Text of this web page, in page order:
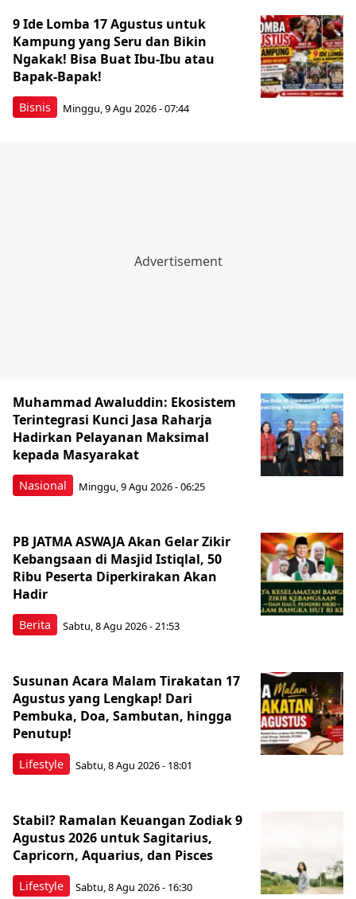
Bisnis
9 Ide Lomba 17 Agustus untuk
Kampung yang Seru dan Bikin
Ngakak! Bisa Buat Ibu-Ibu atau
Bapak-Bapak!
Minggu, 9 Agu 2026 - 07:44
Nasional
Muhammad Awaluddin: Ekosistem
Terintegrasi Kunci Jasa Raharja
Hadirkan Pelayanan Maksimal
kepada Masyarakat
Minggu, 9 Agu 2026 - 06:25
Berita
PB JATMA ASWAJA Akan Gelar Zikir
Kebangsaan di Masjid Istiqlal, 50
Ribu Peserta Diperkirakan Akan
Hadir
Sabtu, 8 Agu 2026 - 21:53
Lifestyle
Susunan Acara Malam Tirakatan 17
Agustus yang Lengkap! Dari
Pembuka, Doa, Sambutan, hingga
Penutup!
Sabtu, 8 Agu 2026 - 18:01
Lifestyle
Stabil? Ramalan Keuangan Zodiak 9
Agustus 2026 untuk Sagitarius,
Capricorn, Aquarius, dan Pisces
Sabtu, 8 Agu 2026 - 16:30